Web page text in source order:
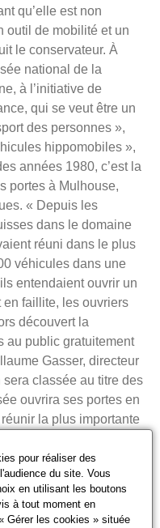
qu’elle est non
outil de mobilité et un
le conservateur. À
national de la
à l’initiative de
qui se veut être un
des personnes »,
hippomobiles »,
années 1980, c’est la
portes à Mulhouse,
« Depuis les
dans le domaine
réuni dans le plus
véhicules dans une
entendaient ouvrir un
en faillite, les ouvriers
découvert la
au public gratuitement
Gasser, directeur
classée au titre des
ouvrira ses portes en
la plus importante
plus de
carrés où sont
Maserati et autres
musée de France,
projet scientifique et
pour réaliser des
du site. Vous
en utilisant les boutons
à tout moment en
Gérer les cookies » située